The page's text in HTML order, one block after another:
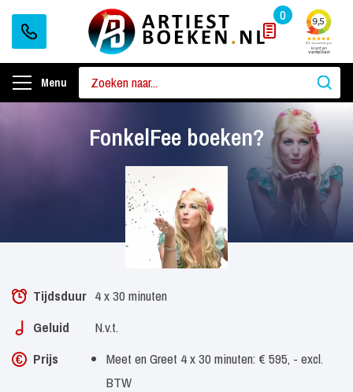
0
Menu
FonkelFee boeken?
Tijdsduur 4 x 30 minuten
Geluid
N.v.t.
Prijs
Meet en Greet 4 x 30 minuten: € 595, - excl.
BTW